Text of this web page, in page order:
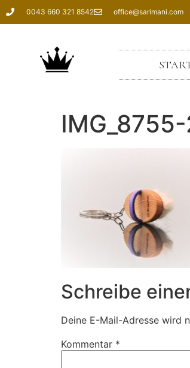
0043 660 321 8542 office@sarimani.com
Schreibe
Deine E-Mail-Adresse wird
Kommentar *